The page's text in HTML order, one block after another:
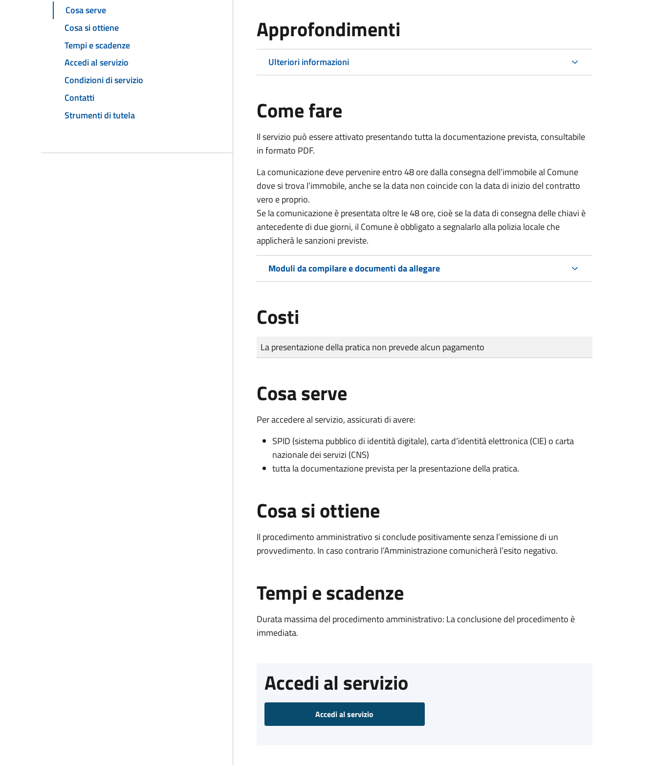
Cosa serve
Cosa si ottiene
Tempi e scadenze
Accedi al servizio
Condizioni di servizio
Contatti
Strumenti di tutela
Approfondimenti
Ulteriori informazioni
Come fare
Il servizio può essere attivato presentando tutta la documentazione prevista, consultabile
in formato PDF.
La comunicazione deve pervenireentro 48 oredalla consegna dell’immobile al Comune
dove si trova l’immobile, anche se la data non coincide con la data di inizio del contratto
vero e proprio.
Se la comunicazione è presentata oltre le 48 ore, cioè se la data di consegna delle chiavi è
antecedente di due giorni, il Comune è obbligato a segnalarlo alla polizia locale che
applicherà le sanzioni previste.
Moduli da compilare e documenti da allegare
Costi
Tipo di pagamento
Importo
La presentazione della pratica non prevede alcun pagamento
Cosa serve
Per accedere al servizio, assicurati di avere:
SPID (sistema pubblico di identità digitale), carta d’identità elettronica (CIE) o carta
nazionale dei servizi (CNS)
tutta la documentazione prevista per la presentazione della pratica.
Cosa si ottiene
Il procedimento amministrativo si conclude positivamente senza l’emissione di un
provvedimento. In caso contrario l’Amministrazione comunicherà l’esito negativo.
Tempi e scadenze
Durata massima del procedimento amministrativo: La conclusione del procedimento è
immediata.
Accedi al servizio
Accedi al servizio